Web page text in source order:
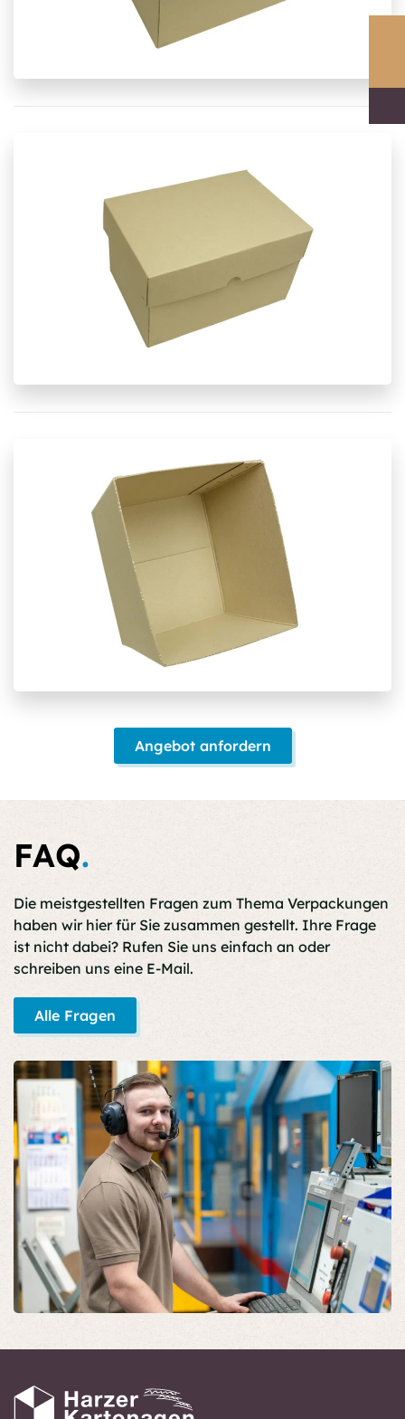
Angebot anfordern
FAQ.
Die meistgestellten Fragen zum Thema Verpackungen
haben wir hier für Sie zusammen gestellt. Ihre Frage
ist nicht dabei? Rufen Sie uns einfach an oder
schreiben uns eine E-Mail.
Alle Fragen